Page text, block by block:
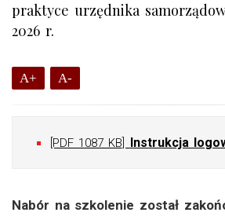
praktyce urzędnika
2026 r.
A+ A-
[PDF 1087 KB] Instrukcja
Nabór na szkolenie został